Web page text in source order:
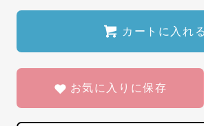
カートに入れる
お気に入りに保存